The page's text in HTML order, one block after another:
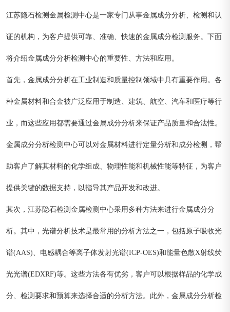
江苏隐石检测金属检测中心是一家专门从事金属成分分析、检测和认
证的机构，为客户提供可靠、准确、快速的金属成分检测服务。下面
将介绍金属成分分析检测中心的重要性、方法和应用。
首先，金属成分分析在工业制造和质量控制领域中具有重要作用。各
种金属材料和合金被广泛应用于制造、建筑、航空、汽车和医疗等行
业，而这些应用都需要通过金属成分分析来保证产品质量和合法性。
金属成分分析检测中心可以对金属材料进行定量分析和成分检测，帮
助客户了解其材料的化学组成、物理性能和机械性能等特征，为客户
提供关键的数据支持，以指导其产品开发和改进。
其次，江苏隐石检测金属检测中心采用多种方法来进行金属成分分
析。其中，光谱分析技术是最常用的分析方法之一，包括原子吸收光
谱(AAS)、电感耦合等离子体发射光谱(ICP-OES)和能量色散X射线荧
光光谱(EDXRF)等。这些方法各有优劣，客户可以根据样品的化学成
分、检测要求和预算来选择合适的分析方法。此外，金属成分分析检